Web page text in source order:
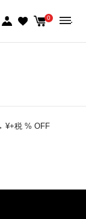
¥+税 % OFF
0